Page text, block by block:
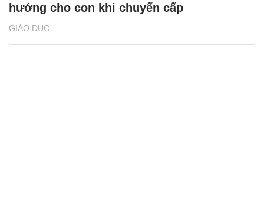
GIÁO DỤC
hướng cho con khi chuyển cấp